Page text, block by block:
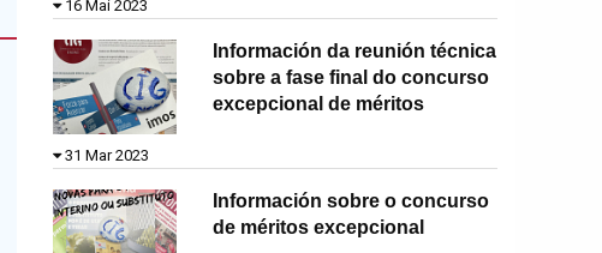
16 Mai 2023
Información da reunión técnica
sobre a fase final do concurso
excepcional de méritos
31 Mar 2023
Información sobre o concurso
de méritos excepcional